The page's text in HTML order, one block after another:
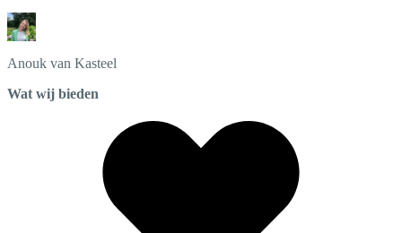
Anouk van Kasteel
Wat wij bieden